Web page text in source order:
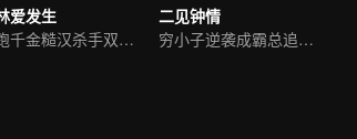
爱发生
落跑千金糙汉杀手双向救赎
二见钟情
穷小子逆袭成霸总追初恋